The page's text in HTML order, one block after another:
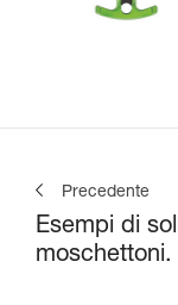
Precedente
Esempi di
moschettoni.